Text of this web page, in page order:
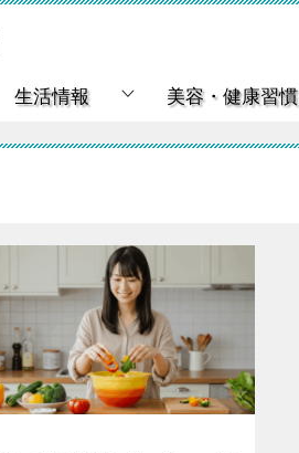
生活情報 美容・健康習慣